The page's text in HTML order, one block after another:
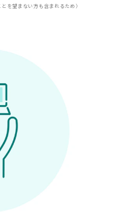
を望まない方も含まれるため）